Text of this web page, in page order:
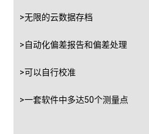
>无限的云数据存档
>自动化偏差报告和偏差处理
>可以自行校准
>一套软件中多达50个测量点